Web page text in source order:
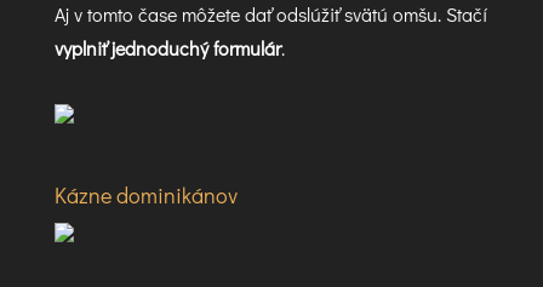
Aj v tomto čase môžete dať odslúžiť svätú omšu. Stačí
vyplniť jednoduchý formulár.
Kázne dominikánov